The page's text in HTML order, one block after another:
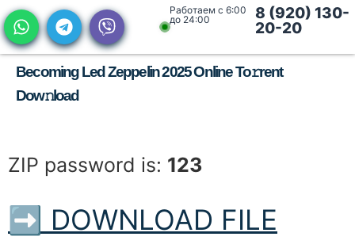
Работаем с 6:00
до 24:00
8 (920) 130-
20-20
Becoming Led Zeppelin 2025 Online To𝚛rent
Dow𝚗load
ZIP password is: 123
➡ DOWNLOAD FILE